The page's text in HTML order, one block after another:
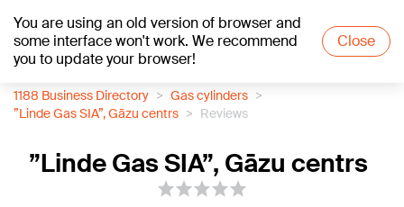
You are using an old version of browser and
some interface won't work. We recommend
you to update your browser!
Close
+21°C
1188 Business Directory
Gas cylinders
”Linde Gas SIA”, Gāzu centrs
Reviews
”Linde Gas SIA”, Gāzu centrs